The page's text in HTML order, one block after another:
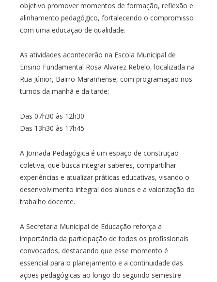
objetivo promover momentos de formação, reflexão e
alinhamento pedagógico, fortalecendo o compromisso
com uma educação de qualidade.
As atividades acontecerão na Escola Municipal de
Ensino Fundamental Rosa Alvarez Rebelo, localizada na
Rua Júnior, Bairro Maranhense, com programação nos
turnos da manhã e da tarde:
Das 07h30 às 12h30
Das 13h30 às 17h45
A Jornada Pedagógica é um espaço de construção
coletiva, que busca integrar saberes, compartilhar
experiências e atualizar práticas educativas, visando o
desenvolvimento integral dos alunos e a valorização do
trabalho docente.
A Secretaria Municipal de Educação reforça a
importância da participação de todos os profissionais
convocados, destacando que esse momento é
essencial para o planejamento e a continuidade das
ações pedagógicas ao longo do segundo semestre